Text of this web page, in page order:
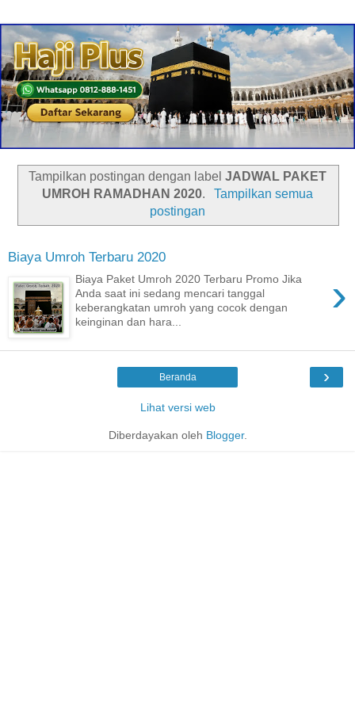
Tampilkan postingan dengan label JADWAL PAKET
UMROH RAMADHAN 2020.
Tampilkan semua
postingan
Biaya Umroh Terbaru 2020
›
Biaya Paket Umroh 2020 Terbaru Promo Jika
Anda saat ini sedang mencari tanggal
keberangkatan umroh yang cocok dengan
keinginan dan hara...
›
Beranda
Lihat versi web
Diberdayakan oleh Blogger.